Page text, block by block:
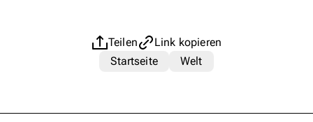
Teilen
Link kopieren
Startseite
Welt